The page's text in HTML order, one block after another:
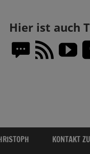
Hier ist auch
KONTAKT